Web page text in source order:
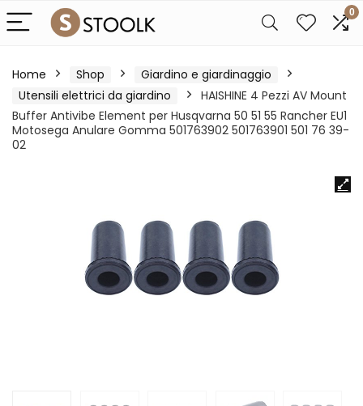
0
Home Shop
Giardino e giardinaggio
Utensili elettrici da giardino
HAISHINE 4 Pezzi AV Mount
Buffer Antivibe Element per Husqvarna 50 51 55 Rancher EU1
Motosega Anulare Gomma 501763902 501763901 501 76 39-
02